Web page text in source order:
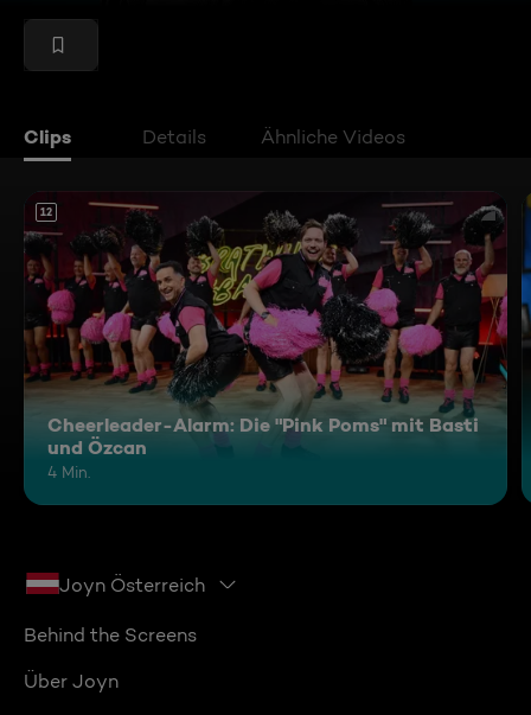
Clips Details Ähnliche Videos
12
Cheerleader-Alarm: Die "Pink Poms" mit Basti
und Özcan
4 Min.
Joyn Österreich
Behind the Screens
Über Joyn